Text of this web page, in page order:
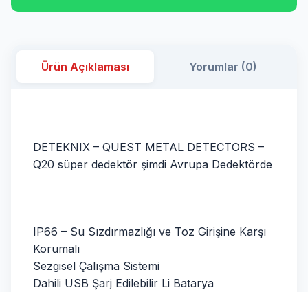
Ürün Açıklaması Yorumlar (0)
DETEKNIX – QUEST METAL DETECTORS –
Q20 süper dedektör şimdi Avrupa Dedektörde
IP66 – Su Sızdırmazlığı ve Toz Girişine Karşı
Korumalı
Sezgisel Çalışma Sistemi
Dahili USB Şarj Edilebilir Li Batarya